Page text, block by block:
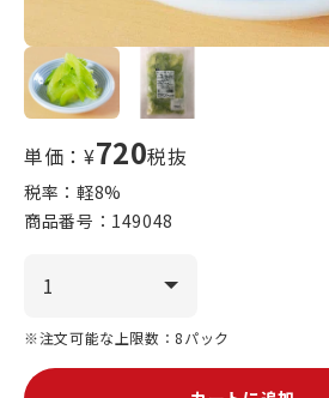
単価：¥720税抜
税率：軽8%
商品番号： 149048
※注文可能な上限数：8パック